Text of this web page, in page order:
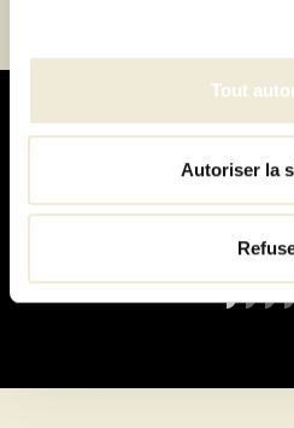
Tout
Autoriser la
100%